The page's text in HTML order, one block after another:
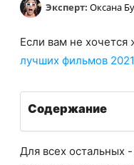
Эксперт: Оксана
Если вам не хочется
лучших фильмов
Содержание
Для всех остальных